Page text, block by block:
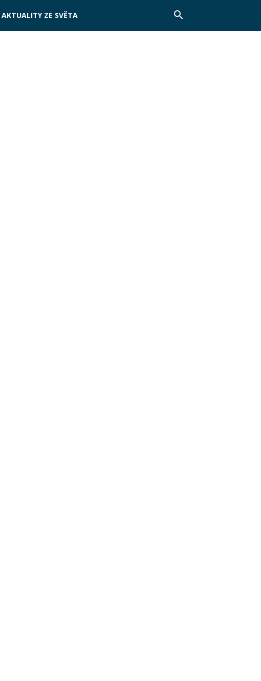
AKTUALITY ZE SVĚTA